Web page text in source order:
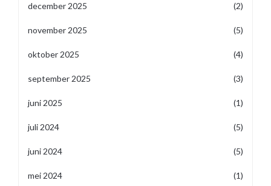
december 2025 (2)
november 2025 (5)
oktober 2025 (4)
september 2025 (3)
juni 2025 (1)
juli 2024 (5)
juni 2024 (5)
mei 2024 (1)